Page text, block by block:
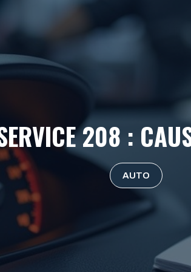
208 :
AUTO